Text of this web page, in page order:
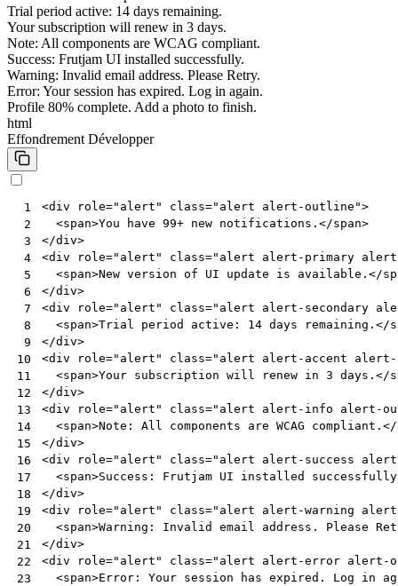
Trial period active: 14 days remaining.
Your subscription will renew in 3 days.
Note: All components are WCAG compliant.
Success: Frutjam UI installed successfully.
Warning: Invalid email address. Please Retry.
Error: Your session has expired. Log in again.
Profile 80% complete. Add a photo to finish.
html
Effondrement Développer
1
2
3
4
5
6
7
8
9
10
11
12
13
14
15
16
17
18
19
20
21
22
23
<div role="alert" class="alert alert-outline">
<span>You have 99+ new notifications. </span>
</div>
<div role="alert" class="alert alert-primary
<span>New version of UI update is available. </
</div>
<div role="alert" class="alert alert-secondary
<span>Trial period active: 14 days remaining. </
</div>
<div role="alert" class="alert alert-accent
<span>Your subscription will renew in 3 days. </
</div>
<div role="alert" class="alert alert-info alert-
<span>Note: All components are WCAG compliant. </
</div>
<div role="alert" class="alert alert-success
<span>Success: Frutjam UI installed
</div>
<div role="alert" class="alert alert-warning
<span>Warning: Invalid email address. Please
</div>
<div role="alert" class="alert alert-error alert-
<span>Error: Your session has expired. Log in